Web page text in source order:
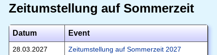
Zeitumstellung auf Sommerzeit
Datum Event
28.03.2027
Zeitumstellung auf Sommerzeit 2027